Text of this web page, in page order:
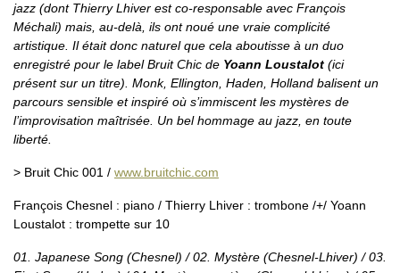
jazz (dont Thierry Lhiver est co-responsable avec François
Méchali) mais, au-delà, ils ont noué une vraie complicité
artistique. Il était donc naturel que cela aboutisse à un duo
enregistré pour le label Bruit Chic de Yoann Loustalot (ici
présent sur un titre). Monk, Ellington, Haden, Holland balisent un
parcours sensible et inspiré où s’immiscent les mystères de
l’improvisation maîtrisée. Un bel hommage au jazz, en toute
liberté.
> Bruit Chic 001 / www.bruitchic.com
François Chesnel : piano / Thierry Lhiver : trombone /+/ Yoann
Loustalot : trompette sur 10
01. Japanese Song (Chesnel) / 02. Mystère (Chesnel-Lhiver) / 03.